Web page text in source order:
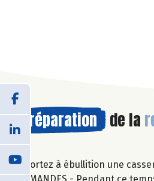
Préparation de la
Portez à ébullition une